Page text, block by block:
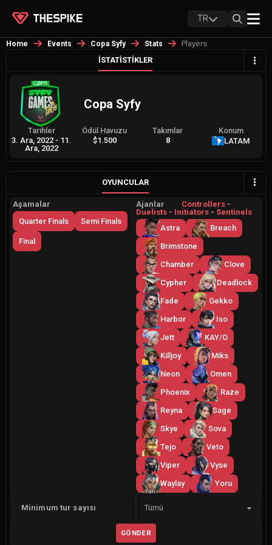
TR
Home Events Copa Syfy Stats
Players
İSTATISTIKLER
Copa Syfy
Tarihler
3. Ara, 2022 - 11.
Ara, 2022
Ödül Havuzu
$1.500
Takımlar
8
Konum
LATAM
OYUNCULAR
Aşamalar
Quarter Finals
Semi Finals
Final
Ajanlar Controllers -
Duelists - Initiators - Sentinels
Astra
Breach
Brimstone
Chamber
Clove
Cypher
Deadlock
Fade
Gekko
Harbor
Iso
Jett
KAY/O
Killjoy
Miks
Neon
Omen
Phoenix
Raze
Reyna
Sage
Skye
Sova
Tejo
Veto
Viper
Vyse
Waylay
Yoru
Minimum tur sayısı
Yan
Tümü
GÖNDER